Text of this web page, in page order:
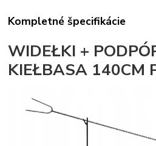
Kompletné špecifikácie
WIDEŁKI +
KIEŁBASA 140CM